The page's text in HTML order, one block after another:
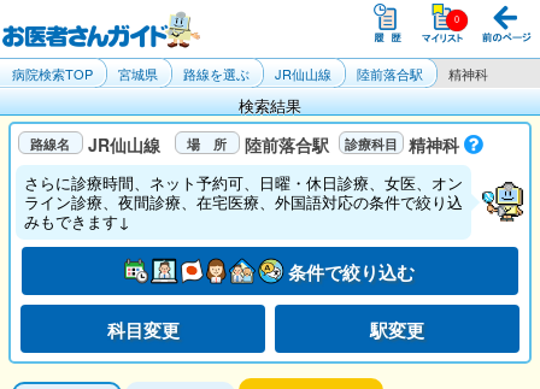
病院検索TOP 宮城県 路線を選ぶ JR仙山線 陸前落合駅 精神科
検索結果
JR仙山線 陸前落合駅 精神科
さらに診療時間、ネット予約可、日曜・休日診療、女医、オン
ライン診療、夜間診療、在宅医療、外国語対応の条件で絞り込
みもできます↓
条件で絞り込む
科目変更 駅変更